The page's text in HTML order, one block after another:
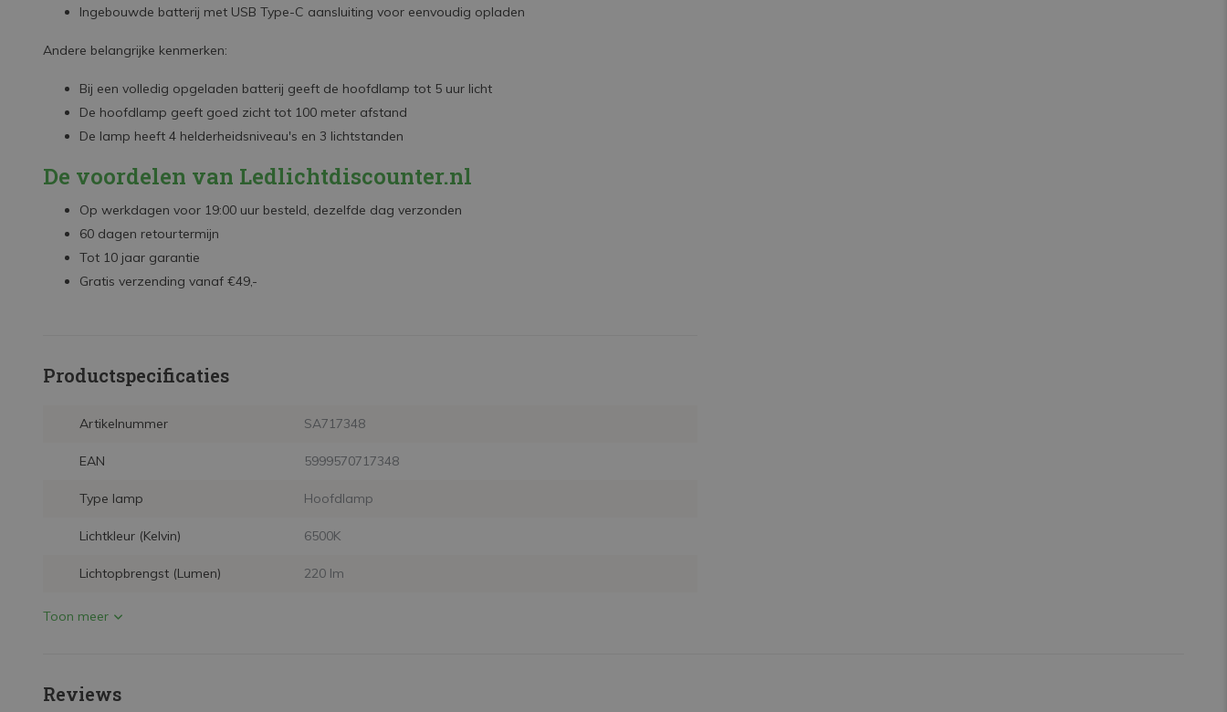
Ingebouwde batterij met USB Type-C aansluiting voor eenvoudig opladen
Andere belangrijke kenmerken:
Bij een volledig opgeladen batterij geeft de hoofdlamp tot 5 uur licht
De hoofdlamp geeft goed zicht tot 100 meter afstand
De lamp heeft 4 helderheidsniveau's en 3 lichtstanden
De voordelen van Ledlichtdiscounter.nl
Op werkdagen voor 19:00 uur besteld, dezelfde dag verzonden
60 dagen retourtermijn
Tot 10 jaar garantie
Gratis verzending vanaf €49,-
Productspecificaties
Artikelnummer SA717348
EAN 5999570717348
Type lamp Hoofdlamp
Lichtkleur (Kelvin) 6500K
Lichtopbrengst (Lumen) 220 lm
Toon meer
Reviews